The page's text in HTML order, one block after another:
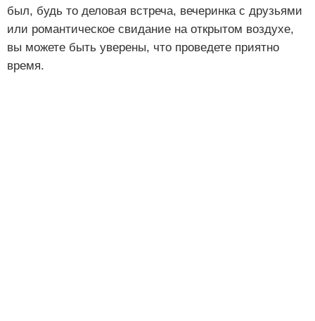
был, будь то деловая встреча, вечеринка с друзьями
или романтическое свидание на открытом воздухе,
вы можете быть уверены, что проведете приятно
время.